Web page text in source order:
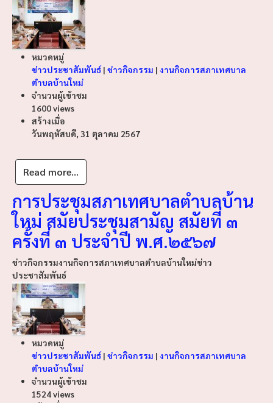
หมวดหมู่
ข่าวประชาสัมพันธ์ | ข่าวกิจกรรม | งานกิจการสภาเทศบาล
ตำบลบ้านใหม่
จำนวนผู้เข้าชม
1600 views
สร้างเมื่อ
วันพฤหัสบดี, 31 ตุลาคม 2567
Read more...
การประชุมสภาเทศบาลตำบลบ้าน
ใหม่ สมัยประชุมสามัญ สมัยที่ ๓
ครั้งที่ ๓ ประจำปี พ.ศ.๒๕๖๗
ข่าวกิจกรรมงานกิจการสภาเทศบาลตำบลบ้านใหม่ข่าว
ประชาสัมพันธ์
หมวดหมู่
ข่าวประชาสัมพันธ์ | ข่าวกิจกรรม | งานกิจการสภาเทศบาล
ตำบลบ้านใหม่
จำนวนผู้เข้าชม
1524 views